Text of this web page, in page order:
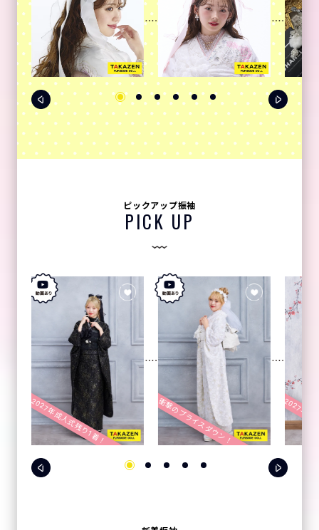
ピックアップ振袖
PICK UP
2027年成人式残り1着！ 衝撃のプライスダウン！ 2027年